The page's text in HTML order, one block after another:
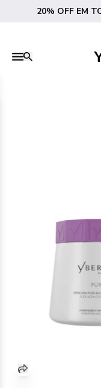
20% OFF EM